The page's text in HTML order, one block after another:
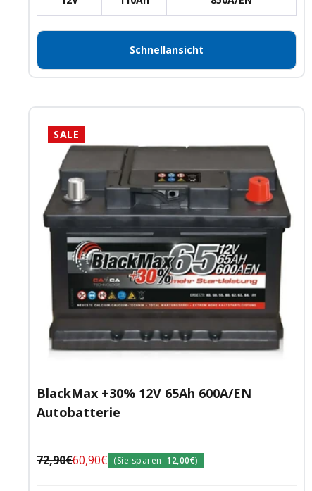
Schnellansicht
SALE
BlackMax +30% 12V 65Ah 600A/EN
Autobatterie
Angebotspreis
60,90€
Regulärer
72,90€ (Sie sparen 12,00€)